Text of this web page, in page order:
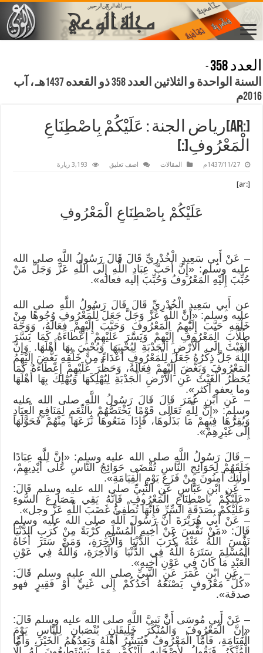
العدد 358
-
السنة الواحدة و الثلاثين العدد 358 ذو القعده 1437هـ ، آب
2016م
[:ar]رياض الجنة : عَلَيْكُمْ بِاصْطِنَاعِ
الْمَعْرُوفِ[:]
1437/11/27م المقالات اضف تعليق 3,193 زيارة
[:ar]
عَلَيْكُمْ بِاصْطِنَاعِ الْمَعْرُوفِ
– عَنْ أَبِي سَعِيدٍ الْخُدْرِيِّ قَالَ قَالَ رَسُولُ اللَّهِ صلى الله
عليه وسلم: «إِنَّ أَحَبَّ عِبَادِ اللَّهِ إِلَى اللَّهِ عَزَّ وَجَلَّ مَنْ
حُبِّبَ إِلَيْهِ الْمَعْرُوفُ وَحُبِّبَ إليه فعاله».
عن أَبِي سَعِيدٍ الْخُدْرِيِّ قَالَ قَالَ رَسُولُ اللَّهِ صلى الله
عليه وسلم: «إِنَّ اللَّهِ عَزَّ وَجَلَّ جَعَلَ لِلْمَعْرُوفِ وُجُوهًا مِنْ
خَلْقِهِ حَبَّبَ إِلَيْهِمُ الْمَعْرُوفَ وَحَبَّبَ إِلَيْهِمْ فِعَالَهُ، وَوَجَّهَ
طُلَّابَ الْمَعْرُوفِ إِلَيْهِمْ وَيَسَّرَ عَلَيْهِمْ إِعْطَاءَهُ كَمَا يَسَّرَ
الْغَيْثَ إِلَى الْأَرْضِ الْجَدْبَةِ لِيُحْيِيَهَا وَيُحْيِيَ بِهَا أَهْلَهَا. وَإِنَّ
اللَّهَ جَلَّ ذِكْرُهُ جَعَلَ لِلْمَعْرُوفِ أَعْدَاءً مِنْ خَلْقِهِ بَغَّضَ إِلَيْهِمُ
الْمَعْرُوفَ وَبَغَّضَ إِلَيْهِمْ فِعَالَهُ، وَحَظَّرَ عَلَيْهِمْ إِعْطَاءَهُ كَمَا
يُحَظِّرُ الْغَيْثَ عَنِ الْأَرْضِ الْجَدْبَةِ لِيُهْلِكَهَا وَيُهْلِكَ بِهَا أَهْلَهَا
وما يعفو أكثر».
– عَنِ ابْنِ عُمَرَ قَالَ قَالَ رَسُولُ اللَّهِ صلى الله عليه
وسلم: «إِنَّ لِلَّهِ تَعَالَى قَوْمًا يَخْتَصُّهُمْ بِالنِّعَمِ لِمَنَافِعِ الْعِبَادِ
وَيُقِرُّهَا فِيهِمْ مَا بَذَلُوهَا، فَإِذَا مَنَعُوهَا نَزَعَهَا مِنْهُمْ فَحَوَّلَهَا
إِلَى غَيْرِهِمْ».
– قَالَ رَسُولُ اللَّهِ صلى الله عليه وسلم: «إِنَّ لِلَّهِ عِبَادًا
خَلَقَهُمْ لِحَوَائِجِ النَّاسِ تُقْضَى حَوَائِجُ النَّاسِ عَلَى أَيْدِيهِمْ،
أُولَئِكَ آمِنُونَ مِنْ فَزَعِ يَوْمِ الْقِيَامَةِ».
– عَنِ ابْنِ عَبَّاسٍ عَنِ النَّبِيِّ صلى الله عليه وسلم قَالَ:
«عَلَيْكُمْ بِاصْطِنَاعِ الْمَعْرُوفِ فَإِنَّهُ يَقِي مَصَارِعَ السُّوءِ
وَعَلَيْكُمْ بِصَدَقَةِ السِّرِّ فَإِنَّهَا تُطْفِئُ غَضَبَ اللَّهِ عَزَّ وجل».
– عَنْ أَبِي هُرَيْرَةَ أَنَّ رَسُولَ اللَّهِ صلى الله عليه وسلم
قَالَ: «مَنْ نَفَّسَ عَنْ أَخِيهِ الْمُسْلِمِ كُرْبَةً مِنْ كُرَبِ الدُّنْيَا
نَفَّسَ اللَّهُ عَنْهُ كُرَبَ الدُّنْيَا وَالْآخِرَةِ، وَمَنْ سَتَرَ أَخَاهُ
الْمُسْلِمَ سَتَرَهُ اللَّهُ فِي الدُّنْيَا وَالْآخِرَةِ، وَاللَّهُ فِي عَوْنِ
الْعَبْدِ مَا كَانَ فِي عَوْنِ أَخِيهِ».
– عَنِ ابْنِ عُمَرَ عَنِ النَّبِيِّ صلى الله عليه وسلم قَالَ:
«كُلُّ مَعْرُوفٍ يَصْنَعُهُ أَحَدُكُمْ إِلَى غَنِيٍّ أَوْ فَقِيرٍ فهو
صدقة».
– عَنْ أَبِي مُوسَى أَنَّ نَبِيَّ اللَّهِ صلى الله عليه وسلم قَالَ:
«إِنَّ الْمَعْرُوفَ وَالْمُنْكَرَ خَلِيقَانِ يُنْصَبانِ لِلنَّاسِ يَوْمَ
الْقِيَامَةِ، فَأَمَّا الْمَعْرُوفُ فَيُبَشِّرُ أَهْلَهُ وَيَعِدُهُمُ الْخَيْرَ، وَأَمَّا